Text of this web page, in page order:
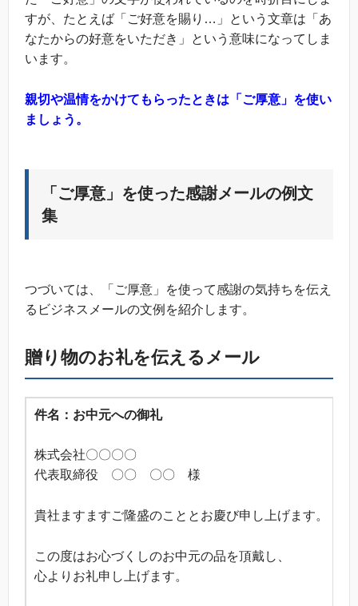
すが、たとえば「ご好意を賜り…」という文章は「あ
なたからの好意をいただき」という意味になってしま
います。
親切や温情をかけてもらったときは「ご厚意」を使い
ましょう。
「ご厚意」を使った感謝メールの例文
集
つづいては、「ご厚意」を使って感謝の気持ちを伝え
るビジネスメールの文例を紹介します。
贈り物のお礼を伝えるメール
件名：お中元への御礼
株式会社〇〇〇〇
代表取締役 〇〇 〇〇 様
貴社ますますご隆盛のこととお慶び申し上げます。
この度はお心づくしのお中元の品を頂戴し、
心よりお礼申し上げます。